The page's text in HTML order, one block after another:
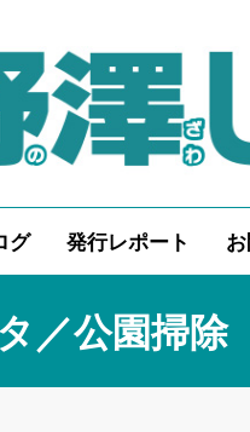
グ 発行レポート
／公園掃除